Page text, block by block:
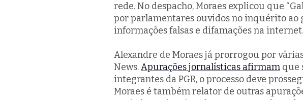
rede. No despacho, Moraes explicou que
por parlamentares ouvidos no inquérito ao
informações falsas e difamações na internet.
Alexandre de Moraes já prorrogou por
News.Apurações jornalísticas afirmam que
integrantes da PGR, o processo deve
Moraes é também relator de outras